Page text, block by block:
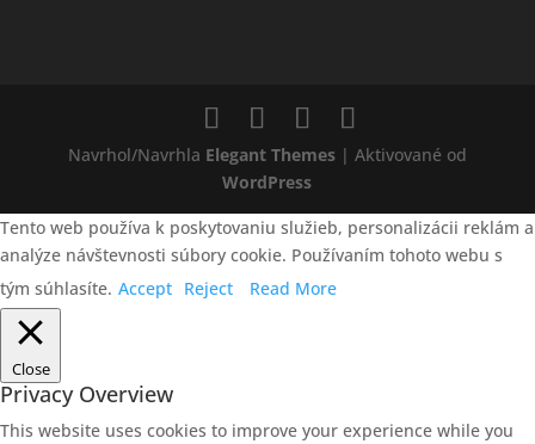
Navrhol/Navrhla Elegant Themes| Aktivované od
WordPress
Tento web používa k poskytovaniu služieb, personalizácii reklám a
analýze návštevnosti súbory cookie. Používaním tohoto webu s
tým súhlasíte. Accept Reject Read More
Close
Privacy Overview
This website uses cookies to improve your experience while you